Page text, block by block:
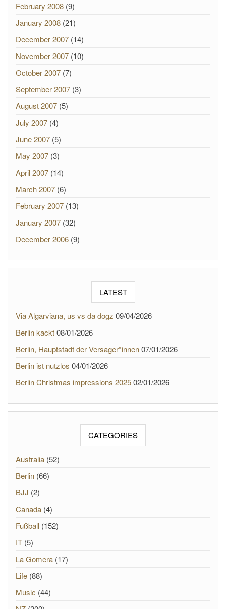
February 2008 (9)
January 2008 (21)
December 2007 (14)
November 2007 (10)
October 2007 (7)
September 2007 (3)
August 2007 (5)
July 2007 (4)
June 2007 (5)
May 2007 (3)
April 2007 (14)
March 2007 (6)
February 2007 (13)
January 2007 (32)
December 2006 (9)
LATEST
Via Algarviana, us vs da dogz 09/04/2026
Berlin kackt08/01/2026
Berlin, Hauptstadt der Versager*innen07/01/2026
Berlin ist nutzlos 04/01/2026
Berlin Christmas impressions 202502/01/2026
CATEGORIES
Australia (52)
Berlin (66)
BJJ (2)
Canada (4)
Fußball (152)
IT (5)
La Gomera (17)
Life (88)
Music (44)